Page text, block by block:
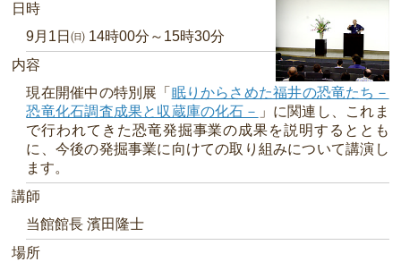
日時
9月1日㈰ 14時00分～15時30分
内容
現在開催中の特別展「 眠りからさめた福井の恐竜たち－
恐竜化石調査成果と収蔵庫の化石－ 」に関連し、これま
で行われてきた恐竜発掘事業の成果を説明するととも
に、今後の発掘事業に向けての取り組みについて講演し
ます。
講師
当館館長 濱田隆士
場所